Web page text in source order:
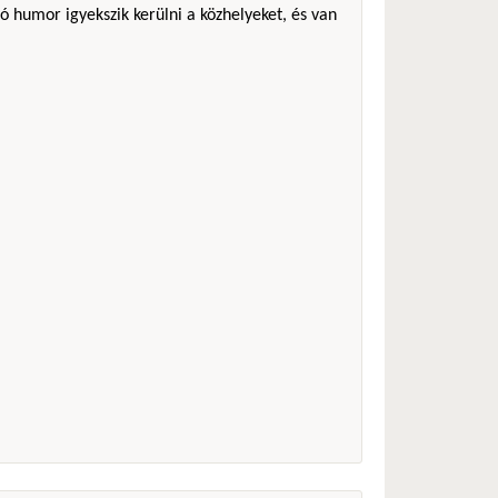
igyekszik kerülni a közhelyeket, és van